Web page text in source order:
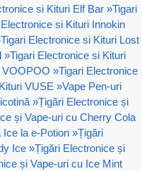
si Kituri Elf Bar »Tigari
si Kituri Innokin
Tigari Electronice si Kituri Lost
»Tigari Electronice si Kituri
VOOPOO »Tigari Electronice
VUSE »Vape Pen-uri
»Țigări Electronice și
și Vape-uri cu Cherry Cola
Ice la e-Potion »Țigări
Ice »Țigări Electronice și
și Vape-uri cu Ice Mint